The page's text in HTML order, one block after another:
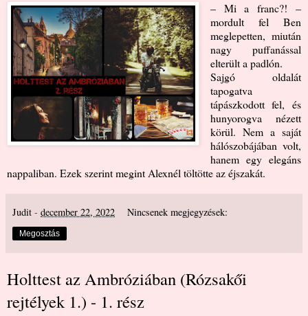
– Mi a franc?! –
mordult fel Ben
meglepetten, miután
nagy puffanással
elterült a padlón.
Sajgó oldalát
tapogatva
tápászkodott fel, és
hunyorogva nézett
körül. Nem a saját
hálószobájában volt,
hanem egy elegáns
nappaliban. Ezek szerint megint Alexnél töltötte az éjszakát.
Judit - december 22, 2022 Nincsenek megjegyzések:
Megosztás
Holttest az Ambróziában (Rózsakői
rejtélyek 1.) - 1. rész